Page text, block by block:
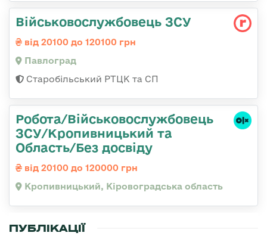
Військовослужбовець ЗСУ
від 20100 до 120100 грн
Павлоград
Старобільський РТЦК та СП
Робота/Військовослужбовець
ЗСУ/Кропивницький та
Область/Без досвіду
від 20100 до 120000 грн
Кропивницький, Кіровоградська область
ПУБЛІКАЦІЇ